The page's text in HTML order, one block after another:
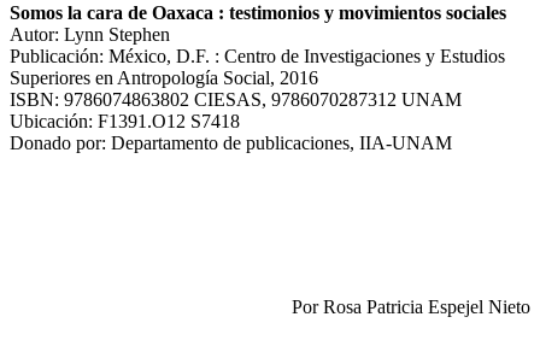
Somos la cara de Oaxaca : testimonios y movimientos sociales
Autor: Lynn Stephen
Publicación: México, D.F. : Centro de Investigaciones y Estudios
Superiores en Antropología Social, 2016
ISBN: 9786074863802 CIESAS, 9786070287312 UNAM
Ubicación: F1391.O12 S7418
Donado por: Departamento de publicaciones, IIA-UNAM
Por Rosa Patricia Espejel Nieto